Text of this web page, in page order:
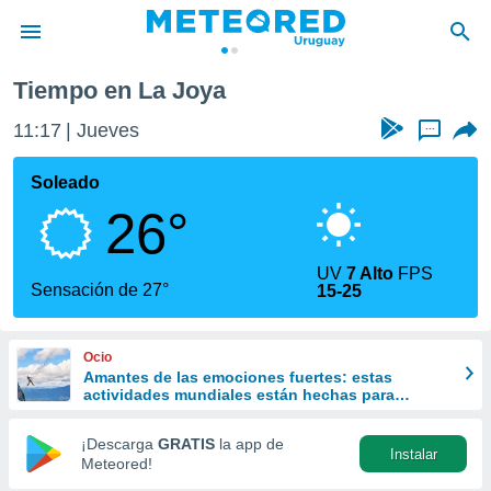
de
ha
calidad.
a este
las
y
forma
digital
basada
Tiempo en La Joya
11:17 Jueves ...
Soleado
26°
Sensación de 27°
UV7 Alto FPS
15-25
Ocio
Amantes de las emociones fuertes: estas
actividades mundiales están hechas para
¡Descarga GRATIS la app de
Meteored!
Instalar